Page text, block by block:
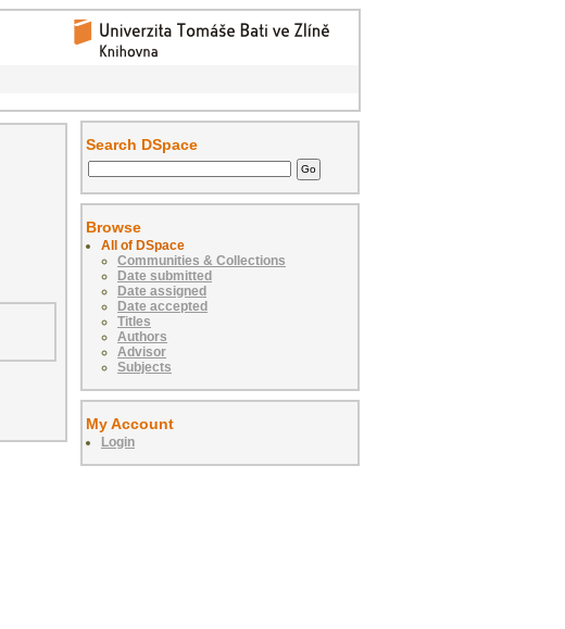
Search DSpace
Browse
All of DSpace
Communities & Collections
Date submitted
Date assigned
Date accepted
Titles
Authors
Advisor
Subjects
My Account
Login